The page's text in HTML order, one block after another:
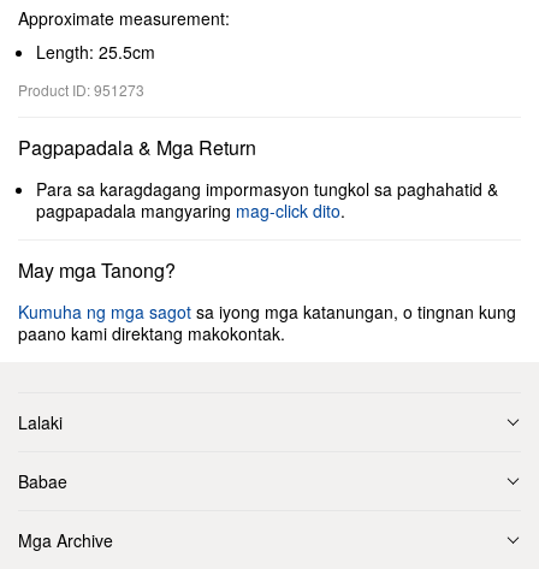
Approximate measurement:
Length: 25.5cm
Product ID: 951273
Pagpapadala & Mga Return
Para sa karagdagang impormasyon tungkol sa paghahatid &
pagpapadala mangyaring mag-click dito.
May mga Tanong?
Kumuha ng mga sagot sa iyong mga katanungan, o tingnan kung
paano kami direktang makokontak.
Lalaki
Babae
Mga Archive